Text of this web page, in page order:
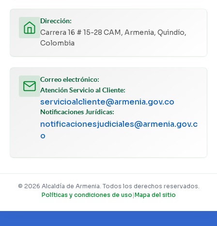
Dirección:
Carrera 16 # 15-28 CAM, Armenia, Quindío,
Colombia
Correo electrónico:
Atención Servicio al Cliente:
servicioalcliente@armenia.gov.co
Notificaciones Jurídicas:
notificacionesjudiciales@armenia.gov.c
o
© 2026 Alcaldía de Armenia. Todos los derechos reservados.
Políticas y condiciones de uso |Mapa del sitio